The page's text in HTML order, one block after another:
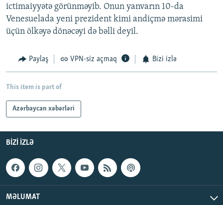
ictimaiyyətə görünməyib. Onun yanvarın 10-da
Venesuelada yeni prezident kimi andiçmə mərasimi
üçün ölkəyə dönəcəyi də bəlli deyil.
Paylaş VPN-siz açmaq Bizi izlə
This item is part of
Azərbaycan xəbərləri
BIZI IZLƏ
MƏLUMAT